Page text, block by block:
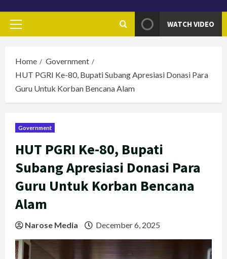
Primary
WATCH VIDEO
Home
Government
HUT PGRI Ke-80, Bupati Subang Apresiasi Donasi Para
Guru Untuk Korban Bencana Alam
Government
HUT PGRI Ke-80, Bupati
Subang Apresiasi Donasi Para
Guru Untuk Korban Bencana
Alam
Narose Media December 6, 2025